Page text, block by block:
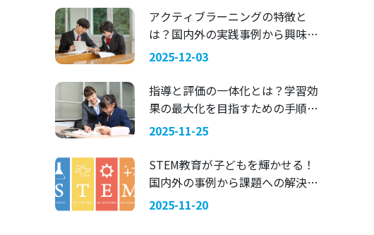
アクティブラーニングの特徴と
は？国内外の実践事例から興味を
引く指導法を考える
2025-12-03
指導と評価の一体化とは？学習効
果の最大化を目指すための手順を
ご紹介
2025-11-25
STEM教育が子どもを輝かせる！
国内外の事例から課題への解決策
を考える
2025-11-20